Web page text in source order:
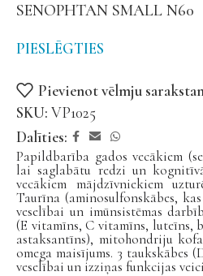
SENOPHTAN SMALL N60
PIESLĒGTIES
Pievienot vēlmju
SKU: VP1025
Dalīties:
Papildbarība gados vecākiem
lai saglabātu redzi un
vecākiem mājdzīvniekiem
Taurīna (aminosulfonskābes,
veselībai un imūnsistēmas
(E vitamīns, C vitamīns, luteīns,
astaksantīns), mitohondriju
omega maisījums. 3 taukskābes
veselībai un izziņas funkcijas